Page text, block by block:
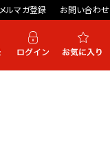
メルマガ登録 お問い合わせ